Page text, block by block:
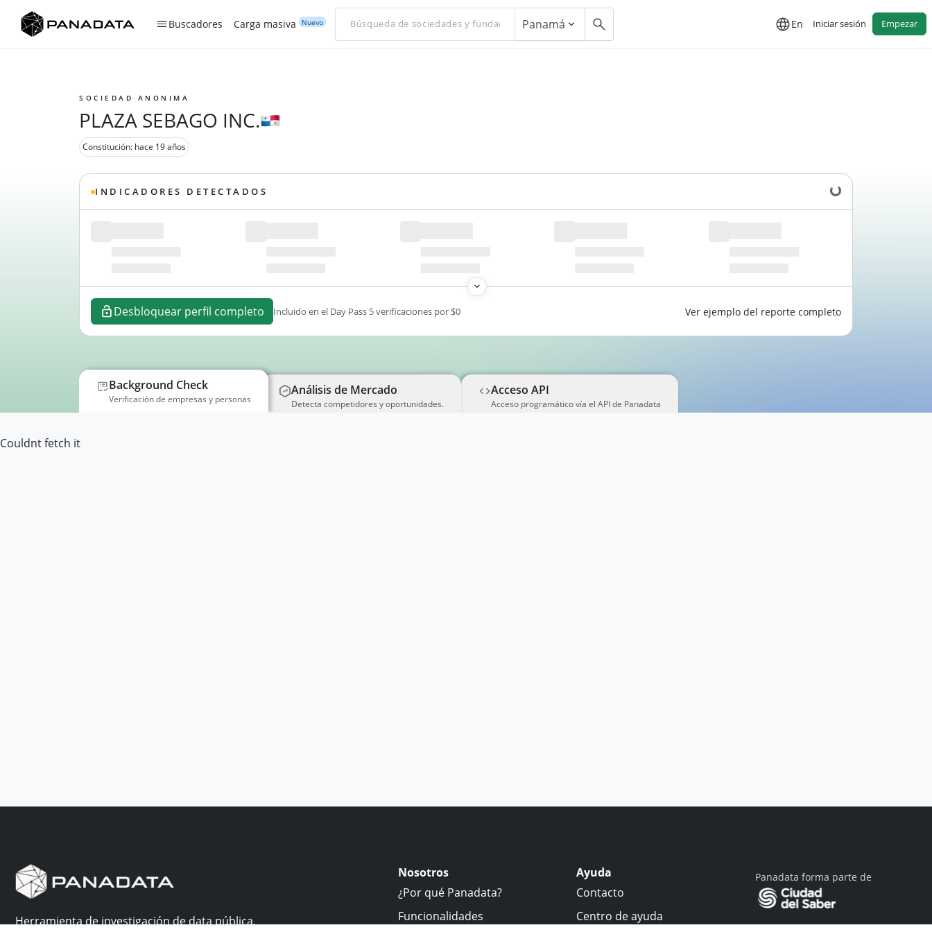
Buscadores Carga masiva Nuevo Panamá En Iniciar sesión Empezar
SOCIEDAD ANONIMA
PLAZA SEBAGO INC.
Constitución: hace 19 años
INDICADORES DETECTADOS Cargando datos...
Desbloquear perfil completo Incluido en el Day Pass 5 verificaciones por $0 Ver ejemplo del reporte completo
Background Check
Verificación de empresas y personas
Análisis de Mercado
Detecta competidores y oportunidades.
Acceso API
Acceso programático vía el API de Panadata
Couldnt fetch it
Herramienta de investigación de data pública,
Nosotros
¿Por qué Panadata?
Funcionalidades
Ayuda
Contacto
Centro de ayuda
Panadata forma parte de